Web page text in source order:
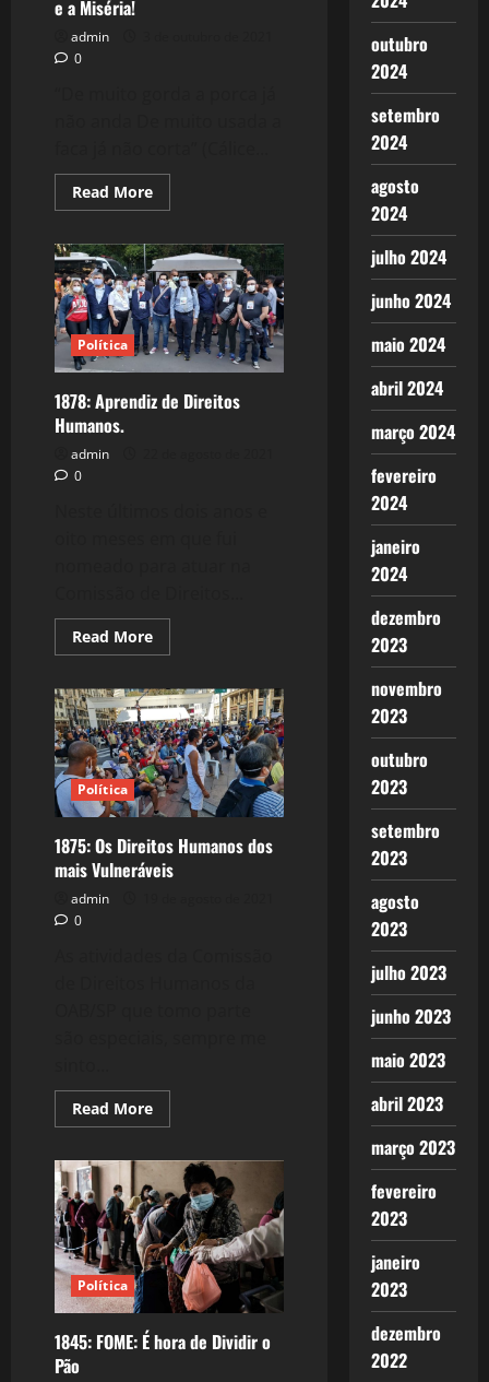
e a Miséria!
admin
0
Read MoreRead
more
Abaixo
a
Carestia,
a
Fome
e
a
Miséria!
Política
1878: Aprendiz de Direitos
Humanos.
admin
0
Read MoreRead
more
Aprendiz
de
Direitos
Humanos.
Política
1875: Os Direitos Humanos dos
mais Vulneráveis
admin
0
Read MoreRead
more
Os
Direitos
Humanos
dos
mais
Vulneráveis
Política
1845: FOME: É hora de Dividir o
Pão
outubro
2024
setembro
2024
agosto
2024
julho 2024
junho 2024
maio 2024
abril 2024
março 2024
fevereiro
2024
janeiro
2024
dezembro
2023
novembro
2023
outubro
2023
setembro
2023
agosto
2023
julho 2023
junho 2023
maio 2023
abril 2023
março 2023
fevereiro
2023
janeiro
2023
dezembro
2022